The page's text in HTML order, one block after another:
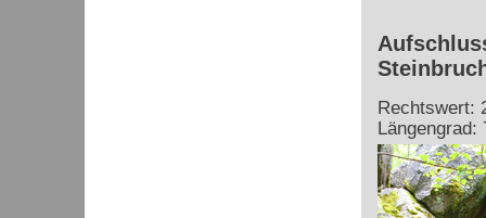
Rechtswert:
Längengrad: